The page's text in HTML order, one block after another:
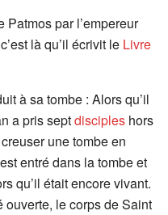
Patmos par l’empereur
là qu’il écrivit le Livre
à sa tombe : Alors qu’il
a pris septdisciples hors
une tombe en
entré dans la tombe et
qu’il était encore vivant.
ouverte, le corps de Saint